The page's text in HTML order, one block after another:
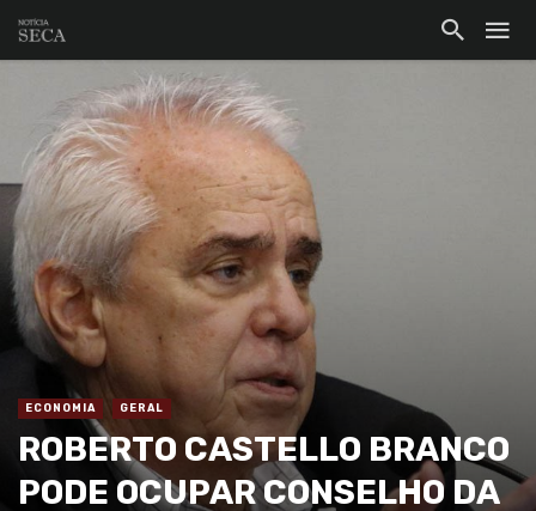
ECONOMIA GERAL
ROBERTO CASTELLO BRANCO
PODE OCUPAR CONSELHO DA